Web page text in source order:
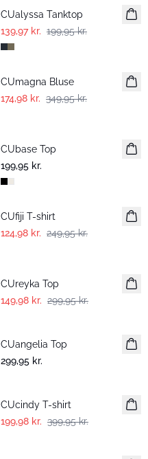
CUalyssa Tanktop
139,97 kr. 199,95 kr.
-50%
CUmagna Bluse
174,98 kr. 349,95 kr.
CUbase Top
199,95 kr.
-50%
CUfiji T-shirt
124,98 kr. 249,95 kr.
CUreyka Top
149,98 kr. 299,95 kr.
CUangelia Top
299,95 kr.
CUcindy T-shirt
199,98 kr. 399,95 kr.